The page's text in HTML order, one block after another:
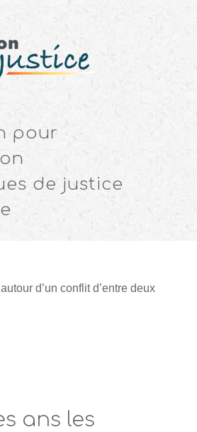
pour
de justice
d’un conflit d’entre deux
ans les